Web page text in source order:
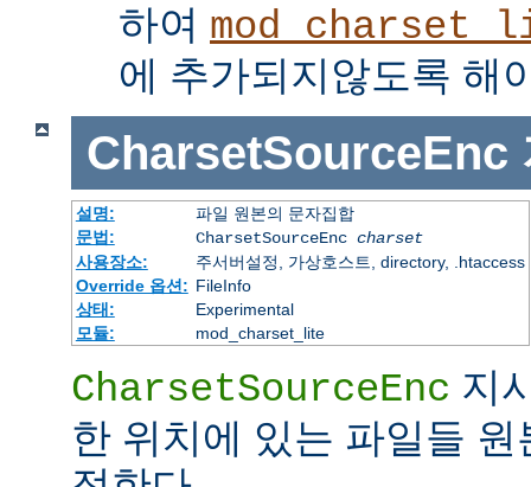
하여
에 추가되지않도록 해
CharsetSourceEnc
설명:
파일 원본의 문자집합
문법:
CharsetSourceEnc charset
사용장소:
주서버설정, 가상호스트, directory, .htaccess
Override 옵션: FileInfo
상태:
Experimental
모듈:
mod_charset_lite
CharsetSourceEnc 지
한 위치에 있는 파일들